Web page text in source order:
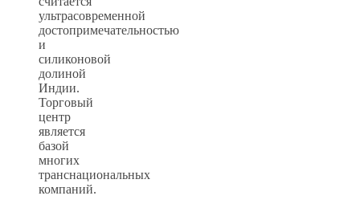
ультрасовременной
достопримечательностью
и
силиконовой
долиной
Индии.
Торговый
центр
является
базой
многих
транснациональных
компаний.